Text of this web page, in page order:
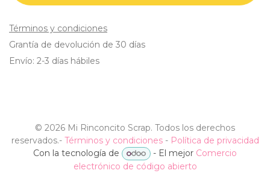
Términos y condiciones
Grantía de devolución de 30 días
Envío: 2-3 días hábiles
© 2026 Mi Rinconcito Scrap. Todos los derechos
reservados.- Términos y condiciones- Política de privacidad
Con la tecnología de
- El mejor Comercio
electrónico de código abierto